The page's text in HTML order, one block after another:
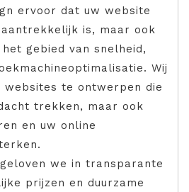
ervoor dat uw website
is, maar ook
gebied van snelheid,
Wij
te ontwerpen die
trekken, maar ook
en uw online
geloven we in transparante
prijzen en duurzame